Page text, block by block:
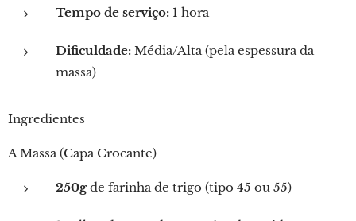
Tempo de serviço: 1 hora
Dificuldade: Média/Alta (pela espessura da
massa)
Ingredientes
A Massa (Capa Crocante)
250gde farinha de trigo (tipo 45 ou 55)